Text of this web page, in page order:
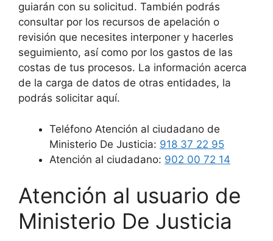
guiarán con su solicitud. También podrás
consultar por los recursos de apelación o
revisión que necesites interponer y hacerles
seguimiento, así como por los gastos de las
costas de tus procesos. La información acerca
de la carga de datos de otras entidades, la
podrás solicitar aquí.
Teléfono Atención al ciudadano de
Ministerio De Justicia: 918 37 22 95
Atención al ciudadano: 902 00 72 14
Atención al usuario de
Ministerio De Justicia